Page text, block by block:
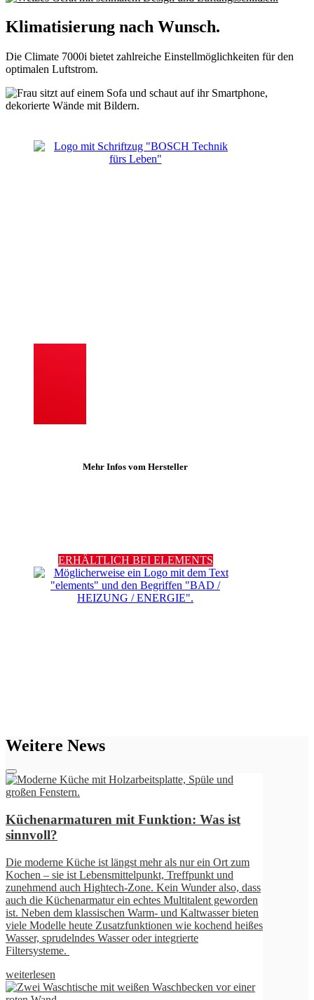
Klimatisierung nach Wunsch.
Die Climate 7000i bietet zahlreiche Einstellmöglichkeiten für den
optimalen Luftstrom.
Mehr Infos vom Hersteller
ERHÄLTLICH BEI ELEMENTS
Weitere News